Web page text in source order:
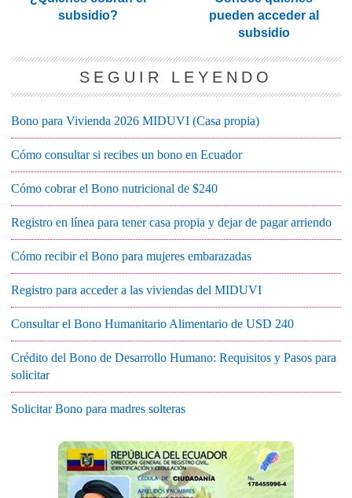
subsidio?
pueden acceder al
subsidio
SEGUIR LEYENDO
Bono para Vivienda 2026 MIDUVI (Casa propia)
Cómo consultar si recibes un bono en Ecuador
Cómo cobrar el Bono nutricional de $240
Registro en línea para tener casa propia y dejar de pagar arriendo
Cómo recibir el Bono para mujeres embarazadas
Registro para acceder a las viviendas del MIDUVI
Consultar el Bono Humanitario Alimentario de USD 240
Crédito del Bono de Desarrollo Humano: Requisitos y Pasos para
solicitar
Solicitar Bono para madres solteras